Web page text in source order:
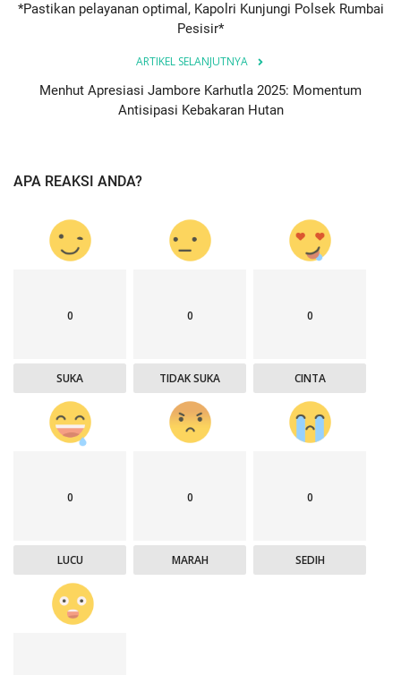
*Pastikan pelayanan optimal, Kapolri Kunjungi Polsek Rumbai
Pesisir*
ARTIKEL SELANJUTNYA
Menhut Apresiasi Jambore Karhutla 2025: Momentum
Antisipasi Kebakaran Hutan
APA REAKSI ANDA?
0
SUKA
0
TIDAK SUKA
0
CINTA
0
LUCU
0
MARAH
0
SEDIH